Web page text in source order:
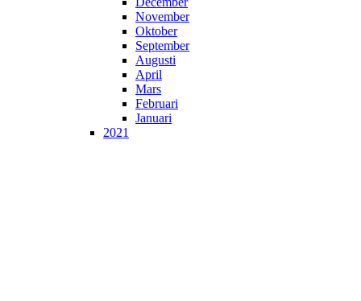
November
Oktober
September
Augusti
April
Mars
Februari
Januari
2021